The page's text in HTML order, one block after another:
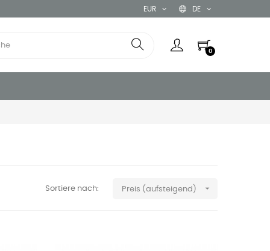
DE
EUR
0
Sortiere nach: Preis (aufsteigend) 